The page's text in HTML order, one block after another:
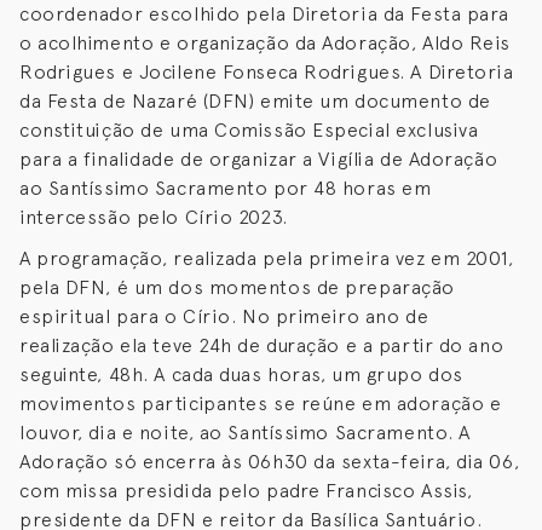
coordenador escolhido pela Diretoria da Festa para
o acolhimento e organização da Adoração, Aldo Reis
Rodrigues e Jocilene Fonseca Rodrigues. A Diretoria
da Festa de Nazaré (DFN) emite um documento de
constituição de uma Comissão Especial exclusiva
para a finalidade de organizar a Vigília de Adoração
ao Santíssimo Sacramento por 48 horas em
intercessão pelo Círio 2023.
A programação, realizada pela primeira vez em 2001,
pela DFN, é um dos momentos de preparação
espiritual para o Círio. No primeiro ano de
realização ela teve 24h de duração e a partir do ano
seguinte, 48h. A cada duas horas, um grupo dos
movimentos participantes se reúne em adoração e
louvor, dia e noite, ao Santíssimo Sacramento. A
Adoração só encerra às 06h30 da sexta-feira, dia 06,
com missa presidida pelo padre Francisco Assis,
presidente da DFN e reitor da Basílica Santuário.